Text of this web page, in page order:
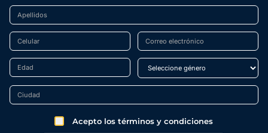
Acepto los términos y condiciones